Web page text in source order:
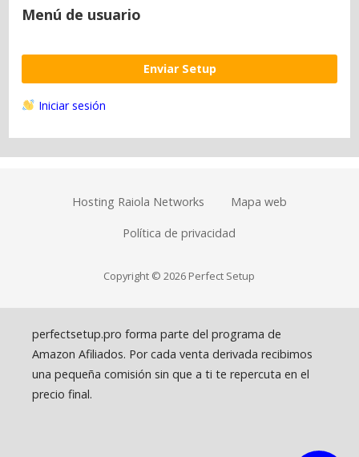
Menú de usuario
Enviar Setup
Iniciar sesión
Hosting Raiola Networks Mapa web
Política de privacidad
Copyright © 2026 Perfect Setup
perfectsetup.pro forma parte del programa de
Amazon Afiliados. Por cada venta derivada recibimos
una pequeña comisión sin que a ti te repercuta en el
precio final.